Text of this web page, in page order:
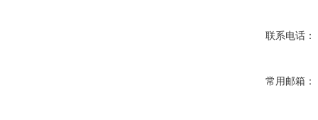
联系电话：
常用邮箱：